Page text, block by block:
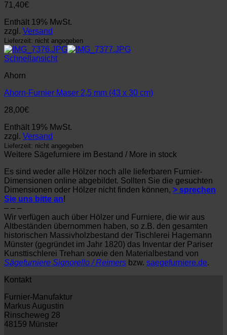
71,40€
Enthält 19% MwSt.
zzgl. Versand
Lieferzeit: nicht angegeben
Schnellansicht
Ahorn
Ahorn-Furnier Maser 2,5 mm (43 x 30 cm)
28,00€
Enthält 19% MwSt.
zzgl. Versand
Lieferzeit: nicht angegeben
Weitere Sägefurniere im Bestand / More in stock
Es sind weder alle Hölzer noch alle lieferbaren Furnier-
Dimensionen online abgebildet. Sollten Sie die gesuchten
Dimensionen oder Hölzer nicht finden können, > sprechen
Sie uns bitte an!
– – –
Wir verfügen auch über Hölzer und Furniere, die wir aus
Altbeständen übernommen haben, so z.B. den gesamten
historischen Massivholzbestand der Tischlerei Hagemann
Münster (gegründet im Jahr 1820) das Inventar der Pariser
Kunsttischlerei Trehan sowie den Materialbestand von
Sägefurniere Signorello / Reimers bzw. saegefurniere.de.
Kontakt
Furnier-Manufaktur
Markus Augustin
Rinscheweg 28
48159 Münster